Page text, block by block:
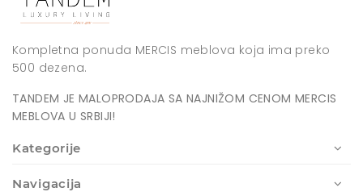
Kompletna ponuda MERCIS meblova koja ima preko
500 dezena.
TANDEM JE MALOPRODAJA SA NAJNIŽOM CENOM MERCIS
MEBLOVA U SRBIJI!
Kategorije
Navigacija